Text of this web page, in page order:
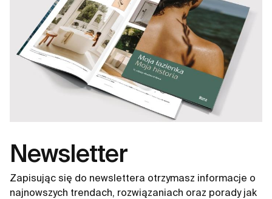
Newsletter
Zapisując się do newslettera otrzymasz informacje o
najnowszych trendach, rozwiązaniach oraz porady jak